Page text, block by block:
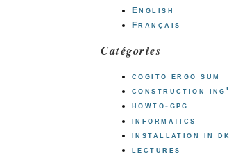
English
Français
Catégories
cogito ergo sum
construction ing'
howto-gpg
informatics
installation in dk
lectures